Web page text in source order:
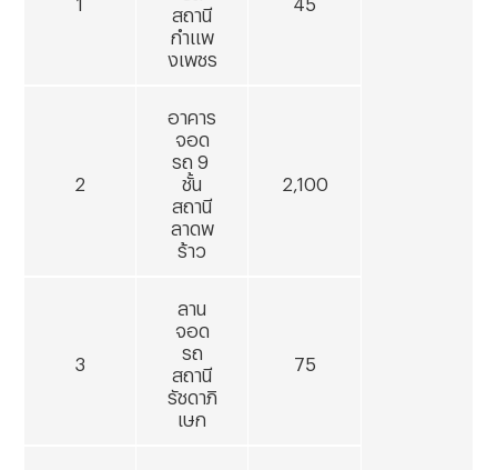
สถานี
กำแพ
งเพชร
2
อาคาร
จอด
รถ 9
ชั้น
สถานี
ลาดพ
ร้าว
2,100
3
ลาน
จอด
รถ
สถานี
รัชดาภิ
เษก
75